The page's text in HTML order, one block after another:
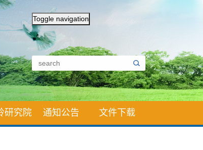
Toggle navigation
研究院 通知公告 文件下载